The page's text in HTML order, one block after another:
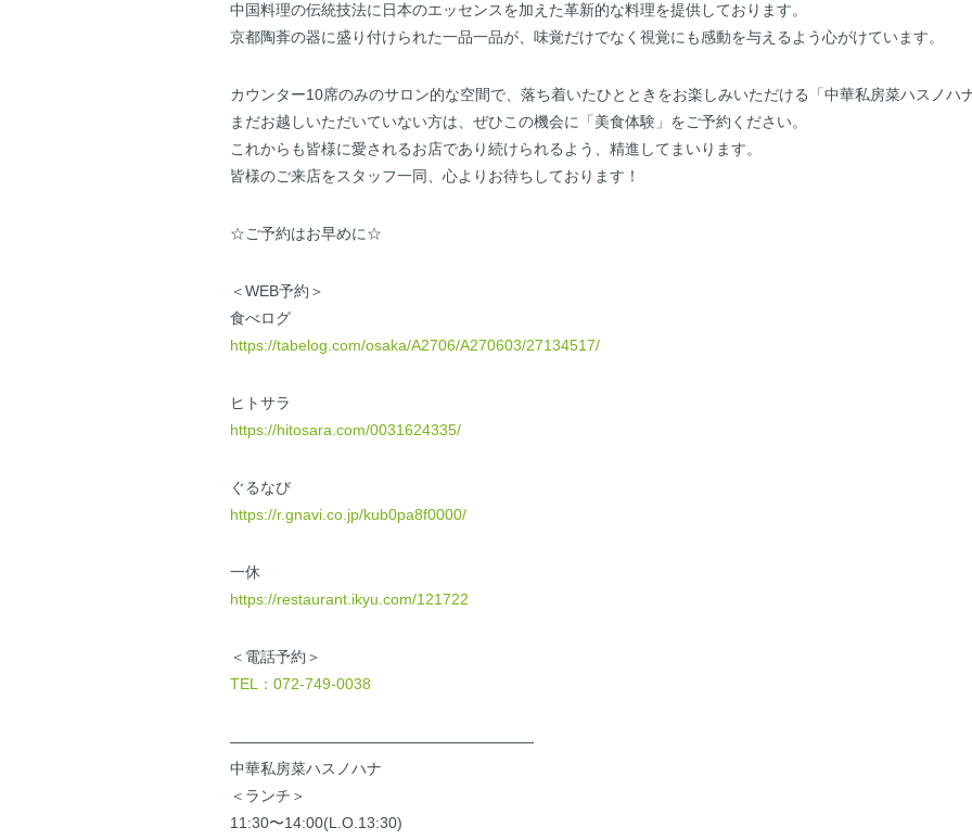
中国料理の伝統技法に日本のエッセンスを加えた革新的な料理を提供しております。
京都陶葊の器に盛り付けられた一品一品が、味覚だけでなく視覚にも感動を与えるよう心がけています。
カウンター10席のみのサロン的な空間で、落ち着いたひとときをお楽しみいただける「中華私房菜ハスノハ
まだお越しいただいていない方は、ぜひこの機会に「美食体験」をご予約ください。
これからも皆様に愛されるお店であり続けられるよう、精進してまいります。
皆様のご来店をスタッフ一同、心よりお待ちしております！
☆ご予約はお早めに☆
＜WEB予約＞
食べログ
https://tabelog.com/osaka/A2706/A270603/27134517/
ヒトサラ
https://hitosara.com/0031624335/
ぐるなび
https://r.gnavi.co.jp/kub0pa8f0000/
一休
https://restaurant.ikyu.com/121722
＜電話予約＞
TEL：072-749-0038
————————————————————
中華私房菜ハスノハナ
＜ランチ＞
11:30〜14:00(L.O.13:30)